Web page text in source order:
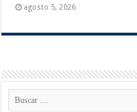
agosto 5, 2026